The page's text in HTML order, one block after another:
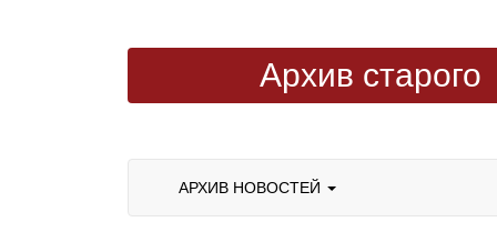
Архив старого
АРХИВ НОВОСТЕЙ